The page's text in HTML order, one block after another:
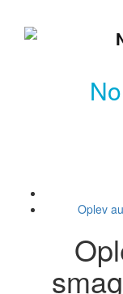
content
Oplev